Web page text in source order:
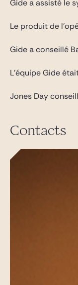
Gide a assisté le
Le produit de
Gide a conseillé
L’équipe Gide
Jones Day
Contacts